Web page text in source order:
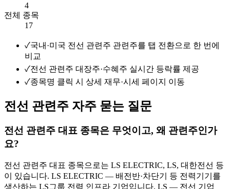
4
전체 종목
17
✓국내·미국 전선 관련주 관련주를 탭 전환으로 한 번에
비교
✓전선 관련주 대장주·수혜주 실시간 등락률 제공
✓종목명 클릭 시 상세 재무·시세 페이지 이동
전선 관련주 자주 묻는 질문
전선 관련주 대표 종목은 무엇이고, 왜 관련주인가
요?
전선 관련주 대표 종목으로는 LS ELECTRIC, LS, 대한전선 등
이 있습니다. LS ELECTRIC — 배전반·차단기 등 전력기기를
생산하는 LS그룹 전력 인프라 기업입니다. LS — 전선 기업